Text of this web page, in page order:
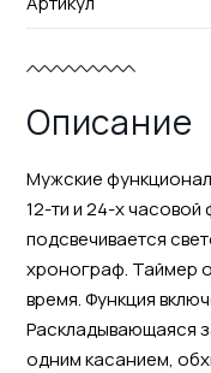
Описание
Мужские
12-ти и 24-х
подсвечивается
хронограф. Таймер
время. Функция
Раскладывающаяся
одним касанием,